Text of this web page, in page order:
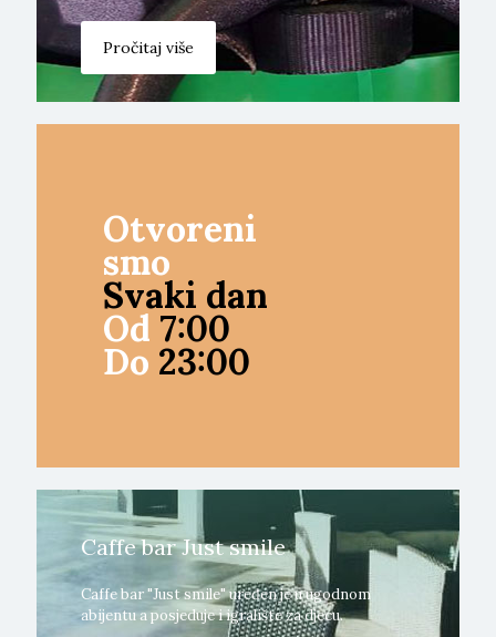
Pročitaj više
Otvoreni
smo
Svaki dan
Od 7:00
Do 23:00
Caffe bar Just smile
Caffe bar "Just smile" uređen je u ugodnom
abijentu a posjeduje i igralište za djecu.